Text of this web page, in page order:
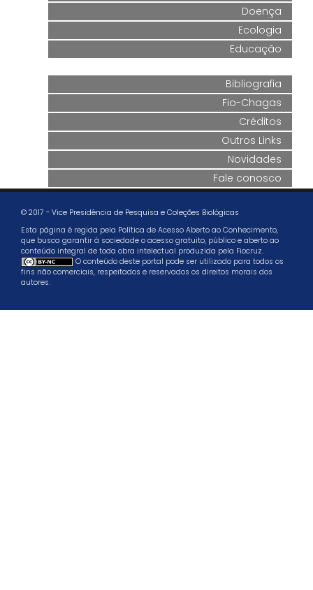
Doença
Ecologia
Educação
Bibliografia
Fio-Chagas
Créditos
Outros Links
Novidades
Fale conosco
© 2017 - Vice Presidência de Pesquisa e Coleções Biológicas
Esta página é regida pela Política de Acesso Aberto ao Conhecimento,
que busca garantir à sociedade o acesso gratuito, público e aberto ao
conteúdo integral de toda obra intelectual produzida pela Fiocruz.
O conteúdo deste portal pode ser utilizado para todos os
fins não comerciais, respeitados e reservados os direitos morais dos
autores.